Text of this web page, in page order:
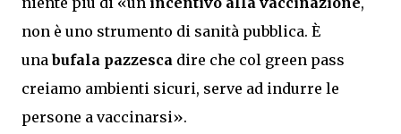
non è uno strumento di sanità pubblica. È
unabufala pazzesca dire che col green pass
creiamo ambienti sicuri, serve ad indurre le
persone a vaccinarsi».